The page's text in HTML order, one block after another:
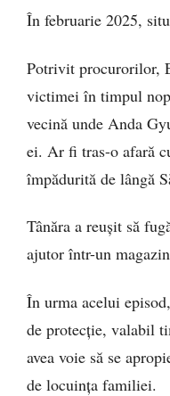
În februarie 2025,
Potrivit procurorilor,
victimei în timpul
vecină unde Anda
ei. Ar fi tras-o afară
împădurită de lângă
Tânăra a reușit să
ajutor într-un
În urma acelui
de protecție, valabil
avea voie să se
de locuința familiei.